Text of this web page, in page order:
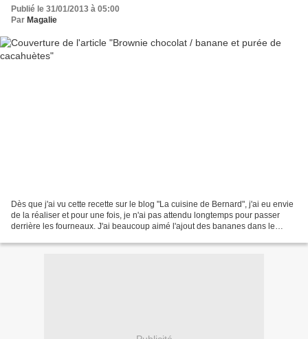
Publié le 31/01/2013 à 05:00
Par Magalie
Dès que j'ai vu cette recette sur le blog "La cuisine de Bernard", j'ai eu envie
de la réaliser et pour une fois, je n'ai pas attendu longtemps pour passer
derrière les fourneaux. J'ai beaucoup aimé l'ajout des bananes dans le